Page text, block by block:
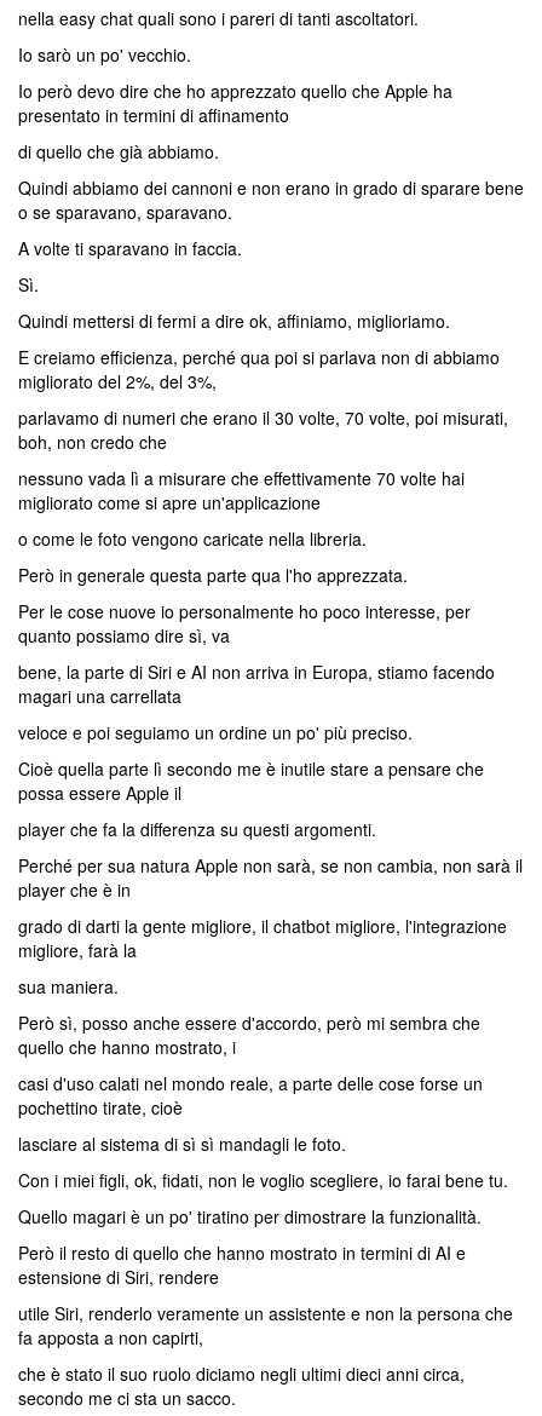
nella easy chat quali sono i pareri di tanti ascoltatori.
Io sarò un po' vecchio.
Io però devo dire che ho apprezzato quello che Apple ha
presentato in termini di affinamento
di quello che già abbiamo.
Quindi abbiamo dei cannoni e non erano in grado di sparare bene
o se sparavano, sparavano.
A volte ti sparavano in faccia.
Sì.
Quindi mettersi di fermi a dire ok, affiniamo, miglioriamo.
E creiamo efficienza, perché qua poi si parlava non di abbiamo
migliorato del 2%, del 3%,
parlavamo di numeri che erano il 30 volte, 70 volte, poi misurati,
boh, non credo che
nessuno vada lì a misurare che effettivamente 70 volte hai
migliorato come si apre un'applicazione
o come le foto vengono caricate nella libreria.
Però in generale questa parte qua l'ho apprezzata.
Per le cose nuove io personalmente ho poco interesse, per
quanto possiamo dire sì, va
bene, la parte di Siri e AI non arriva in Europa, stiamo facendo
magari una carrellata
veloce e poi seguiamo un ordine un po' più preciso.
Cioè quella parte lì secondo me è inutile stare a pensare che
possa essere Apple il
player che fa la differenza su questi argomenti.
Perché per sua natura Apple non sarà, se non cambia, non sarà il
player che è in
grado di darti la gente migliore, il chatbot migliore, l'integrazione
migliore, farà la
sua maniera.
Però sì, posso anche essere d'accordo, però mi sembra che
quello che hanno mostrato, i
casi d'uso calati nel mondo reale, a parte delle cose forse un
pochettino tirate, cioè
lasciare al sistema di sì sì mandagli le foto.
Con i miei figli, ok, fidati, non le voglio scegliere, io farai bene tu.
Quello magari è un po' tiratino per dimostrare la funzionalità.
Però il resto di quello che hanno mostrato in termini di AI e
estensione di Siri, rendere
utile Siri, renderlo veramente un assistente e non la persona che
fa apposta a non capirti,
che è stato il suo ruolo diciamo negli ultimi dieci anni circa,
secondo me ci sta un sacco.